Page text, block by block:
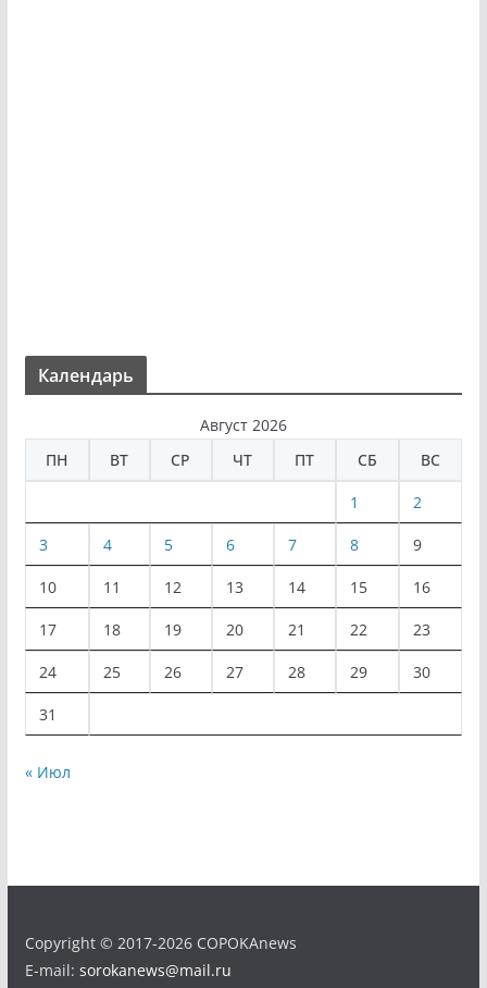
Календарь
Август 2026
ПН
ВТ СР ЧТ ПТ СБ ВС
1 2
3 4 5 6 7 8 9
10 11 12 13 14 15 16
17 18 19 20 21 22 23
24 25 26 27 28 29 30
31
« Июл
Copyright © 2017-2026 COPOKAnews
E-mail: sorokanews@mail.ru